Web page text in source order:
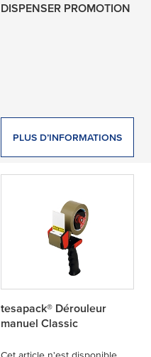
DISPENSER PROMOTION
PLUS D’INFORMATIONS
tesapack® Dérouleur
manuel Classic
Cet article n'est disponible